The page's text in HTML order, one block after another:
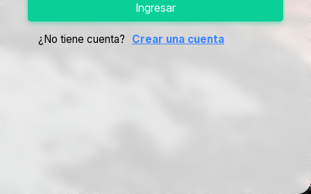
Ingresar
¿No tiene cuenta? Crear una cuenta